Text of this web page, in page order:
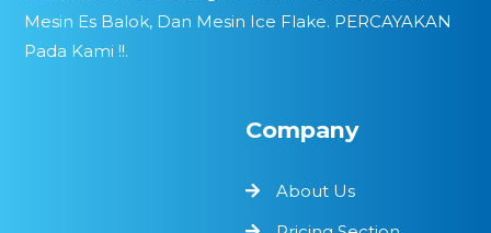
Mesin Es Balok, Dan Mesin Ice Flake. PERCAYAKAN
Pada Kami !!.
Company
About Us